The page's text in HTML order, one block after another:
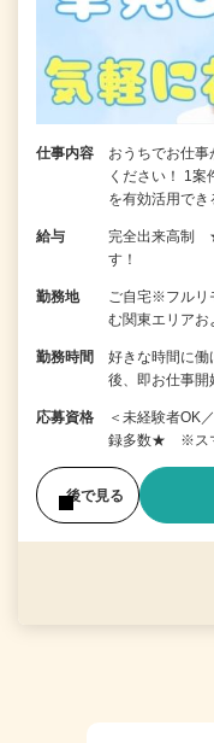
仕事内容
おうちでお仕
ください！ 1案
を有効活用で
給与
完全出来高制
す！
勤務地
ご自宅※フルリ
む関東エリアお
勤務時間
好きな時間に
後、即お仕事
応募資格
＜未経験者OK
録多数★ ※スマ
後で見る